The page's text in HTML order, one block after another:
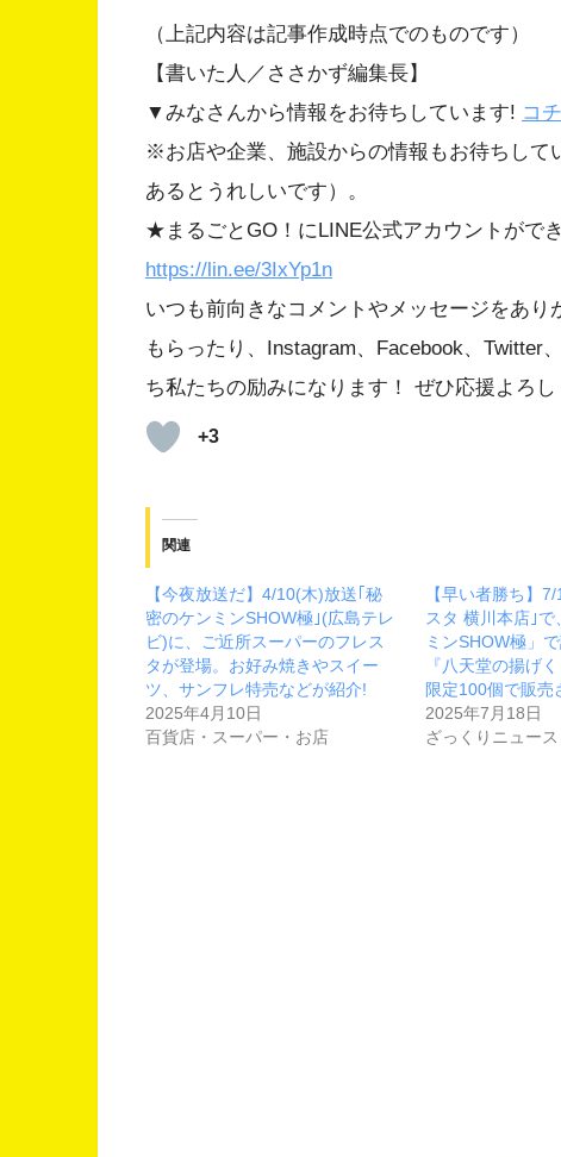
（上記内容は記事作成時点でのものです）
【書いた人／ささかず編集長】
▼みなさんから情報をお待ちしています! コ
※お店や企業、施設からの情報もお待ちして
あるとうれしいです）。
★まるごとGO！にLINE公式アカウントができ
https://lin.ee/3IxYp1n
いつも前向きなコメントやメッセージをあ
もらったり、Instagram、Facebook、Twitter
ち私たちの励みになります！ ぜひ応援よろ
+3
関連
【今夜放送だ】4/10(木)放送｢秘
密のケンミンSHOW極｣(広島テレ
ビ)に、ご近所スーパーのフレス
タが登場。お好み焼きやスイー
ツ、サンフレ特売などが紹介!
2025年4月10日
百貨店・スーパー・お店
【早い者勝ち】
スタ 横川本店｣
ミンSHOW極」
『八天堂の揚げ
限定100個で販売
2025年7月18日
ざっくりニュース